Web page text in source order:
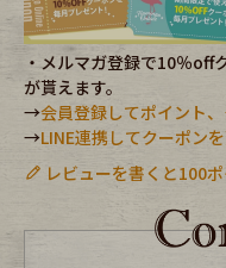
Accessory
Belt
Keyring
FAFATT
・メルマガ登録で10％off
が貰えます。
→会員登録してポイント
→LINE連携してクーポン
レビューを書くと100